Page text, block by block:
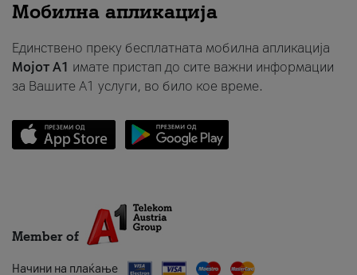
Мобилна апликација
Единствено преку бесплатната мобилна апликација
Мојот A1 имате пристап до сите важни информации
за Вашите A1 услуги, во било кое време.
Member of
Начини на плаќање